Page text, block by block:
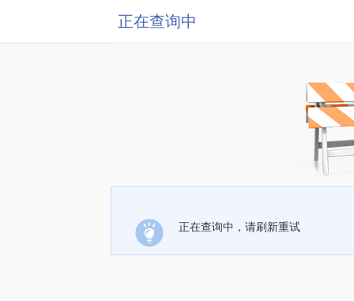
正在查询中
正在查询中，请刷新重试